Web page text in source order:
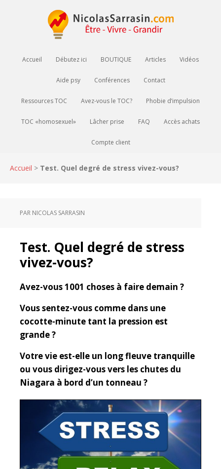
Accueil Débutez ici BOUTIQUE Articles Vidéos
Aide psy Conférences Contact
Ressources TOC Avez-vous le TOC? Phobie d’impulsion
TOC «homosexuel» Lâcher prise FAQ Accès achats
Compte client
Accueil > Test. Quel degré de stress vivez-vous?
PAR NICOLAS SARRASIN
Test. Quel degré de stress
vivez-vous?
Avez-vous 1001 choses à faire demain ?
Vous sentez-vous comme dans une
cocotte-minute tant la pression est
grande ?
Votre vie est-elle un long fleuve tranquille
ou vous dirigez-vous vers les chutes du
Niagara à bord d’un tonneau ?